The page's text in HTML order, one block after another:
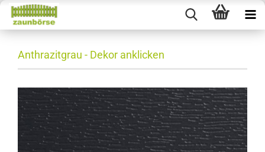
Anthrazitgrau - Dekor anklicken